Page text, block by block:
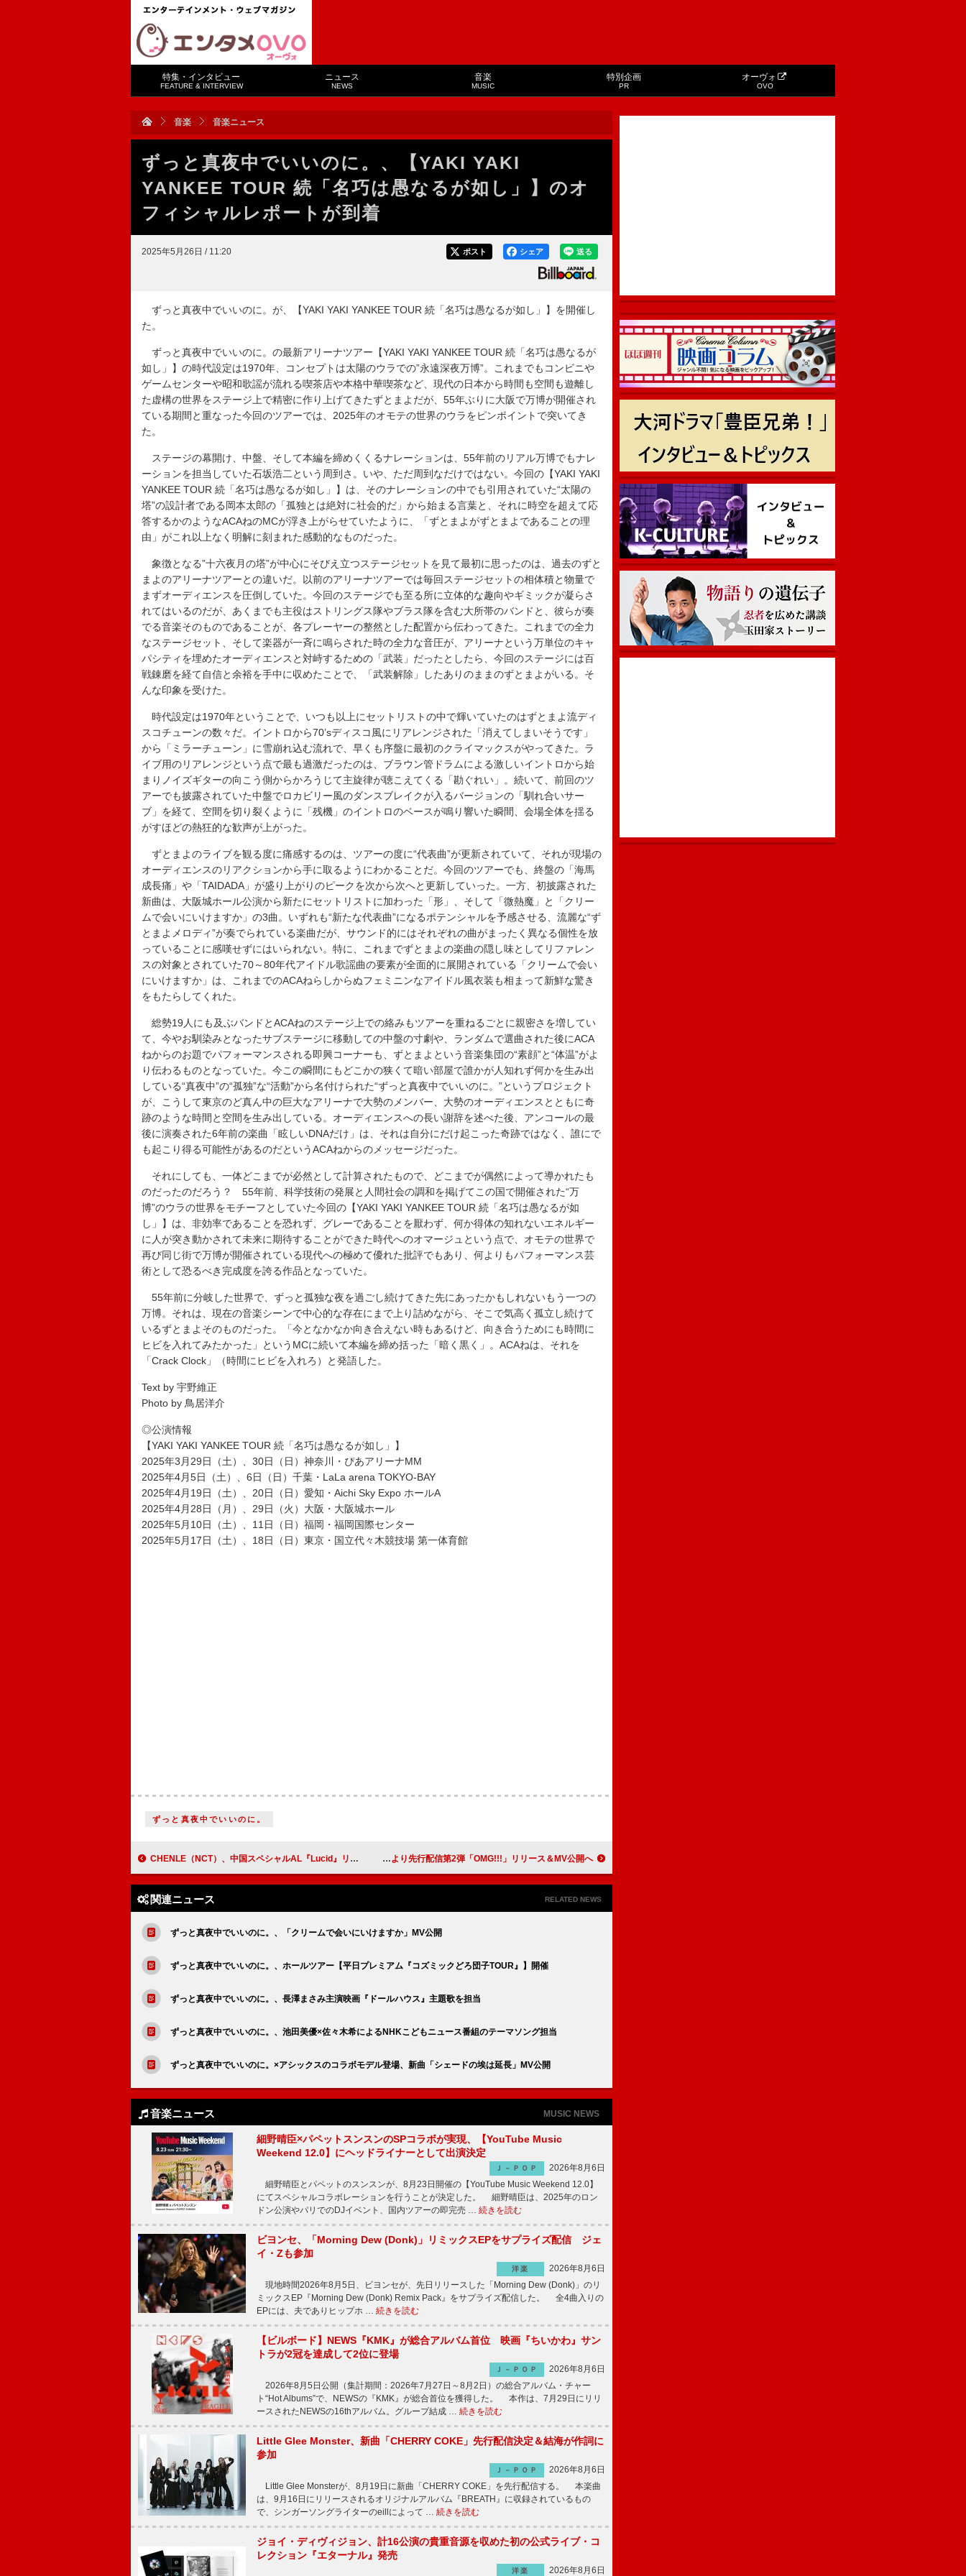
特集・インタビュー
FEATURE & INTERVIEW
ニュース
NEWS
音楽
MUSIC
特別企画
PR
オーヴォ
OVO
音楽 音楽ニュース
ずっと真夜中でいいのに。、【YAKI YAKI
YANKEE TOUR 続「名巧は愚なるが如し」】のオ
フィシャルレポートが到着
2025年5月26日 / 11:20 送る
シェア
ポスト
ずっと真夜中でいいのに。が、【YAKI YAKI YANKEE TOUR 続「名巧は愚なるが如し」】を開催し
た。
ずっと真夜中でいいのに。の最新アリーナツアー【YAKI YAKI YANKEE TOUR 続「名巧は愚なるが
如し」】の時代設定は1970年、コンセプトは太陽のウラでの”永遠深夜万博”。これまでもコンビニや
ゲームセンターや昭和歌謡が流れる喫茶店や本格中華喫茶など、現代の日本から時間も空間も遊離し
た虚構の世界をステージ上で精密に作り上げてきたずとまよだが、55年ぶりに大阪で万博が開催され
ている期間と重なった今回のツアーでは、2025年のオモテの世界のウラをピンポイントで突いてき
た。
ステージの幕開け、中盤、そして本編を締めくくるナレーションは、55年前のリアル万博でもナレ
ーションを担当していた石坂浩二という周到さ。いや、ただ周到なだけではない。今回の【YAKI YAKI
YANKEE TOUR 続「名巧は愚なるが如し」】は、そのナレーションの中でも引用されていた“太陽の
塔”の設計者である岡本太郎の「孤独とは絶対に社会的だ」から始まる言葉と、それに時空を超えて応
答するかのようなACAねのMCが浮き上がらせていたように、「ずとまよがずとまよであることの理
由」がこれ以上なく明解に刻まれた感動的なものだった。
象徴となる”十六夜月の塔”が中心にそびえ立つステージセットを見て最初に思ったのは、過去のずと
まよのアリーナツアーとの違いだ。以前のアリーナツアーでは毎回ステージセットの相体積と物量で
まずオーディエンスを圧倒していた。今回のステージでも至る所に立体的な趣向やギミックが凝らさ
れてはいるのだが、あくまでも主役はストリングス隊やブラス隊を含む大所帯のバンドと、彼らが奏
でる音楽そのものであることが、各プレーヤーの整然とした配置から伝わってきた。これまでの全力
なステージセット、そして楽器が一斉に鳴らされた時の全力な音圧が、アリーナという万単位のキャ
パシティを埋めたオーディエンスと対峙するための「武装」だったとしたら、今回のステージには百
戦錬磨を経て自信と余裕を手中に収めたことで、「武装解除」したありのままのずとまよがいる。そ
んな印象を受けた。
時代設定は1970年ということで、いつも以上にセットリストの中で輝いていたのはずとまよ流ディ
スコチューンの数々だ。イントロから70’sディスコ風にリアレンジされた「消えてしまいそうです」
から「ミラーチューン」に雪崩れ込む流れで、早くも序盤に最初のクライマックスがやってきた。ラ
イブ用のリアレンジという点で最も過激だったのは、ブラウン管ドラムによる激しいイントロから始
まりノイズギターの向こう側からかろうじて主旋律が聴こえてくる「勘ぐれい」。続いて、前回のツ
アーでも披露されていた中盤でロカビリー風のダンスブレイクが入るバージョンの「馴れ合いサー
ブ」を経て、空間を切り裂くように「残機」のイントロのベースが鳴り響いた瞬間、会場全体を揺る
がすほどの熱狂的な歓声が上がった。
ずとまよのライブを観る度に痛感するのは、ツアーの度に“代表曲”が更新されていて、それが現場の
オーディエンスのリアクションから手に取るようにわかることだ。今回のツアーでも、終盤の「海馬
成長痛」や「TAIDADA」が盛り上がりのピークを次から次へと更新していった。一方、初披露された
新曲は、大阪城ホール公演から新たにセットリストに加わった「形」、そして「微熱魔」と「クリー
ムで会いにいけますか」の3曲。いずれも“新たな代表曲”になるポテンシャルを予感させる、流麗な“ず
とまよメロディ”が奏でられている楽曲だが、サウンド的にはそれぞれの曲がまったく異なる個性を放
っていることに感嘆せずにはいられない。特に、これまでずとまよの楽曲の隠し味としてリファレン
スの対象とされていた70～80年代アイドル歌謡曲の要素が全面的に展開されている「クリームで会い
にいけますか」は、これまでのACAねらしからぬフェミニンなアイドル風衣装も相まって新鮮な驚き
をもたらしてくれた。
総勢19人にも及ぶバンドとACAねのステージ上での絡みもツアーを重ねるごとに親密さを増してい
て、今やお馴染みとなったサブステージに移動しての中盤の寸劇や、ランダムで選曲された後にACA
ねからのお題でパフォーマンスされる即興コーナーも、ずとまよという音楽集団の“素顔”と“体温”がよ
り伝わるものとなっていた。今この瞬間にもどこかの狭くて暗い部屋で誰かが人知れず何かを生み出
している“真夜中”の“孤独”な“活動”から名付けられた“ずっと真夜中でいいのに。”というプロジェクト
が、こうして東京のど真ん中の巨大なアリーナで大勢のメンバー、大勢のオーディエンスとともに奇
跡のような時間と空間を生み出している。オーディエンスへの長い謝辞を述べた後、アンコールの最
後に演奏された6年前の楽曲「眩しいDNAだけ」は、それは自分にだけ起こった奇跡ではなく、誰にで
も起こり得る可能性があるのだというACAねからのメッセージだった。
それにしても、一体どこまでが必然として計算されたもので、どこまでが偶然によって導かれたも
のだったのだろう？ 55年前、科学技術の発展と人間社会の調和を掲げてこの国で開催された“万
博”のウラの世界をモチーフとしていた今回の【YAKI YAKI YANKEE TOUR 続「名巧は愚なるが如
し」】は、非効率であることを恐れず、グレーであることを厭わず、何か得体の知れないエネルギー
に人が突き動かされて未来に期待することができた時代へのオマージュという点で、オモテの世界で
再び同じ街で万博が開催されている現代への極めて優れた批評でもあり、何よりもパフォーマンス芸
術として恐るべき完成度を誇る作品となっていた。
55年前に分岐した世界で、ずっと孤独な夜を過ごし続けてきた先にあったかもしれないもう一つの
万博。それは、現在の音楽シーンで中心的な存在にまで上り詰めながら、そこで気高く孤立し続けて
いるずとまよそのものだった。「今となかなか向き合えない時もあるけど、向き合うためにも時間に
ヒビを入れてみたかった」というMCに続いて本編を締め括った「暗く黒く」。ACAねは、それを
「Crack Clock」（時間にヒビを入れろ）と発語した。
Text by 宇野維正
Photo by 鳥居洋介
◎公演情報
【YAKI YAKI YANKEE TOUR 続「名巧は愚なるが如し」】
2025年3月29日（土）、30日（日）神奈川・ぴあアリーナMM
2025年4月5日（土）、6日（日）千葉・LaLa arena TOKYO-BAY
2025年4月19日（土）、20日（日）愛知・Aichi Sky Expo ホールA
2025年4月28日（月）、29日（火）大阪・大阪城ホール
2025年5月10日（土）、11日（日）福岡・福岡国際センター
2025年5月17日（土）、18日（日）東京・国立代々木競技場 第一体育館
ずっと真夜中でいいのに。
CHENLE（NCT）、中国スペシャルAL『Lucid』リリース 北京ショーケースが大成功で幕を閉じる 北山宏光、2ndAL『波紋-HAMON-』より先行配信第2弾「OMG!!!」リリース＆MV公開へ
関連ニュース RELATED NEWS
ずっと真夜中でいいのに。、「クリームで会いにいけますか」MV公開
ずっと真夜中でいいのに。、ホールツアー【平日プレミアム『コズミックどろ団子TOUR』】開催
ずっと真夜中でいいのに。、長澤まさみ主演映画『ドールハウス』主題歌を担当
ずっと真夜中でいいのに。、池田美優×佐々木希によるNHKこどもニュース番組のテーマソング担当
ずっと真夜中でいいのに。×アシックスのコラボモデル登場、新曲「シェードの埃は延長」MV公開
音楽ニュース MUSIC NEWS
細野晴臣×パペットスンスンのSPコラボが実現、【YouTube Music
Weekend 12.0】にヘッドライナーとして出演決定
Ｊ－ＰＯＰ
2026年8月6日
細野晴臣とパペットのスンスンが、8月23日開催の【YouTube Music Weekend 12.0】
にてスペシャルコラボレーションを行うことが決定した。 細野晴臣は、2025年のロン
ドン公演やパリでのDJイベント、国内ツアーの即完売 … 続きを読む
ビヨンセ、「Morning Dew (Donk)」リミックスEPをサプライズ配信 ジェ
イ・Zも参加
洋楽
2026年8月6日
現地時間2026年8月5日、ビヨンセが、先日リリースした「Morning Dew (Donk)」のリ
ミックスEP『Morning Dew (Donk) Remix Pack』をサプライズ配信した。 全4曲入りの
EPには、夫でありヒップホ … 続きを読む
【ビルボード】NEWS『KMK』が総合アルバム首位 映画『ちいかわ』サン
トラが2冠を達成して2位に登場
Ｊ－ＰＯＰ
2026年8月6日
2026年8月5日公開（集計期間：2026年7月27日～8月2日）の総合アルバム・チャー
ト“Hot Albums”で、NEWSの『KMK』が総合首位を獲得した。 本作は、7月29日にリリ
ースされたNEWSの16thアルバム。グループ結成 … 続きを読む
Little Glee Monster、新曲「CHERRY COKE」先行配信決定＆結海が作詞に
参加
Ｊ－ＰＯＰ
2026年8月6日
Little Glee Monsterが、8月19日に新曲「CHERRY COKE」を先行配信する。 本楽曲
は、9月16日にリリースされるオリジナルアルバム『BREATH』に収録されているもの
で、シンガーソングライターのeillによって … 続きを読む
ジョイ・ディヴィジョン、計16公演の貴重音源を収めた初の公式ライブ・コ
レクション『エターナル』発売
洋楽 2026年8月6日